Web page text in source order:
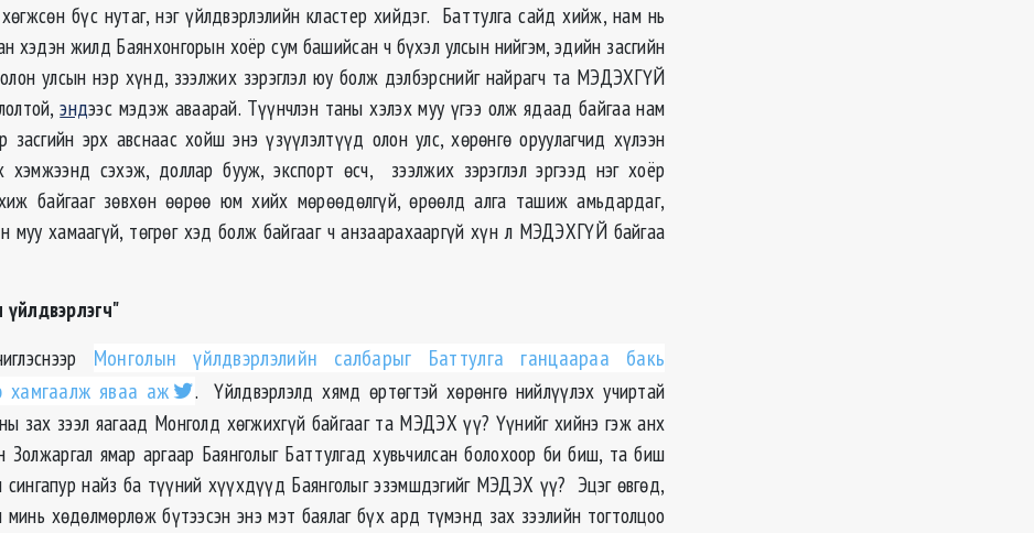
бүс нутаг, нэг үйлдвэрлэлийн кластер хийдэг. Баттулга сайд хийж, нам нь
хэдэн жилд Баянхонгорын хоёр сум башийсан ч бүхэл улсын нийгэм, эдийн засгийн
улсын нэр хүнд, зээлжих зэрэглэл юу болж дэлбэрснийг найрагч та МЭДЭХГҮЙ
эндээс мэдэж аваарай. Түүнчлэн таны хэлэх муу үгээ олж ядаад байгаа нам
засгийн эрх авснаас хойш энэ үзүүлэлтүүд олон улс, хөрөнгө оруулагчид хүлээн
хэмжээнд сэхэж, доллар бууж, экспорт өсч, зээлжих зэрэглэл эргээд нэг хоёр
байгааг зөвхөн өөрөө юм хийх мөрөөдөлгүй, өрөөлд алга ташиж амьдардаг,
муу хамаагүй, төгрөг хэд болж байгааг ч анзаарахааргүй хүн л МЭДЭХГҮЙ байгаа
Монголын үйлдвэрлэлийн салбарыг Баттулга ганцаараа бакь
хамгаалж яваа аж
. Үйлдвэрлэлд хямд өртөгтэй хөрөнгө нийлүүлэх учиртай
зах зээл яагаад Монголд хөгжихгүй байгааг та МЭДЭХ үү? Үүнийг хийнэ гэж анх
Золжаргал ямар аргаар Баянголыг Баттулгад хувьчилсан болохоор би биш, та биш
сингапур найз ба түүний хүүхдүүд Баянголыг эзэмшдэгийг МЭДЭХ үү? Эцэг өвгөд,
хөдөлмөрлөж бүтээсэн энэ мэт баялаг бүх ард түмэнд зах зээлийн тогтолцоо